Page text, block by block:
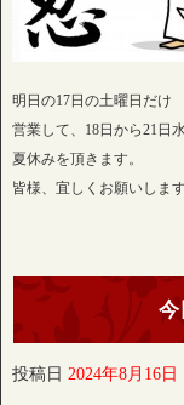
明日の17日の土曜日だけ
営業して、18日から21日
夏休みを頂きます。
皆様、宜しくお願いしま
今
投稿日 2024年8月16日